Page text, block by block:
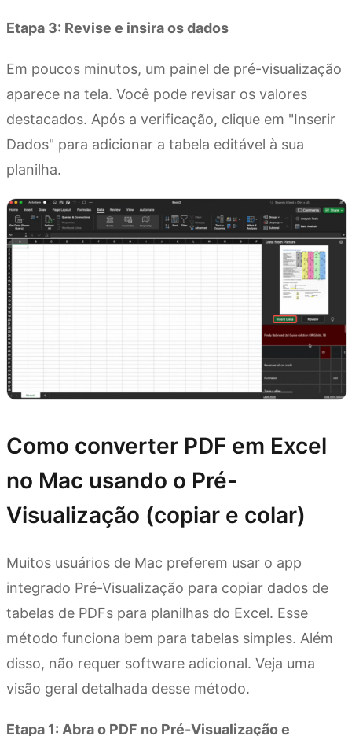
Etapa 3: Revise e insira os dados
Em poucos minutos, um painel de pré-visualização
aparece na tela. Você pode revisar os valores
destacados. Após a verificação, clique em "Inserir
Dados" para adicionar a tabela editável à sua
planilha.
Como converter PDF em Excel
no Mac usando o Pré-
Visualização (copiar e colar)
Muitos usuários de Mac preferem usar o app
integrado Pré-Visualização para copiar dados de
tabelas de PDFs para planilhas do Excel. Esse
método funciona bem para tabelas simples. Além
disso, não requer software adicional. Veja uma
visão geral detalhada desse método.
Etapa 1: Abra o PDF no Pré-Visualização e